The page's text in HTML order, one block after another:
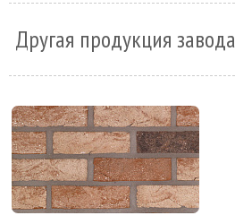
Другая продукция